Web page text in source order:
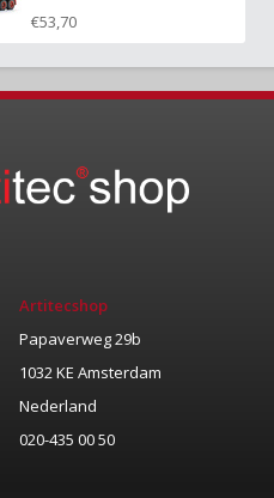
€53,70
Artitecshop
Papaverweg 29b
1032 KE Amsterdam
Nederland
020-435 00 50